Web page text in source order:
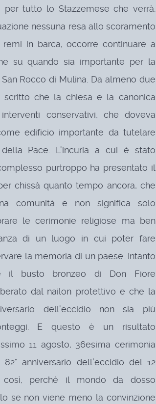
tutto lo Stazzemese che verrà.
nessuna resa allo scoramento
in barca, occorre continuare a
su quando sia importante per la
Rocco di Mulina. Da almeno due
che la chiesa e la canonica
conservativi, che doveva
edificio importante da tutelare
Pace. L'incuria a cui è stato
purtroppo ha presentato il
chissà quanto tempo ancora, che
comunità e non significa solo
le cerimonie religiose ma ben
di un luogo in cui poter fare
la memoria di un paese. Intanto
il busto bronzeo di Don Fiore
dal nailon protettivo e che la
dell'eccidio non sia più
E questo è un risultato
11 agosto, 36esima cerimonia
anniversario dell'eccidio del 12
così, perché il mondo da dosso
se non viene meno la convinzione